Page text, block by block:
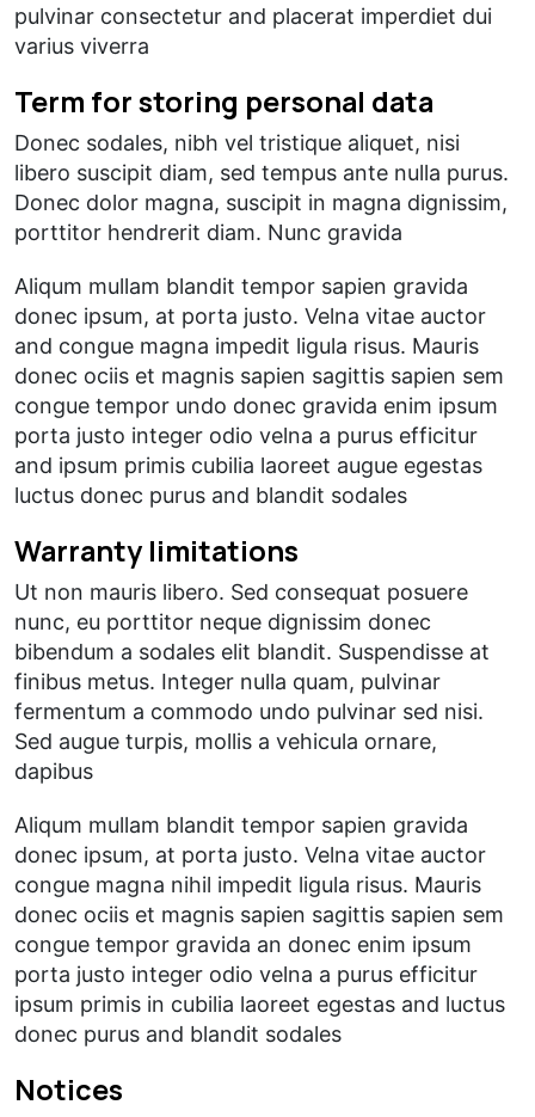
pulvinar consectetur and placerat imperdiet dui
varius viverra
Term for storing personal data
Donec sodales, nibh vel tristique aliquet, nisi
libero suscipit diam, sed tempus ante nulla purus.
Donec dolor magna, suscipit in magna dignissim,
porttitor hendrerit diam. Nunc gravida
Aliqum mullam blandit tempor sapien gravida
donec ipsum, at porta justo. Velna vitae auctor
and congue magna impedit ligula risus. Mauris
donec ociis et magnis sapien sagittis sapien sem
congue tempor undo donec gravida enim ipsum
porta justo integer odio velna a purus efficitur
and ipsum primis cubilia laoreet augue egestas
luctus donec purus and blandit sodales
Warranty limitations
Ut non mauris libero. Sed consequat posuere
nunc, eu porttitor neque dignissim donec
bibendum a sodales elit blandit. Suspendisse at
finibus metus. Integer nulla quam, pulvinar
fermentum a commodo undo pulvinar sed nisi.
Sed augue turpis, mollis a vehicula ornare,
dapibus
Aliqum mullam blandit tempor sapien gravida
donec ipsum, at porta justo. Velna vitae auctor
congue magna nihil impedit ligula risus. Mauris
donec ociis et magnis sapien sagittis sapien sem
congue tempor gravida an donec enim ipsum
porta justo integer odio velna a purus efficitur
ipsum primis in cubilia laoreet egestas and luctus
donec purus and blandit sodales
Notices